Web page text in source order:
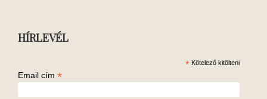
HÍRLEVÉL
* Kötelező kitölteni
Email cím *